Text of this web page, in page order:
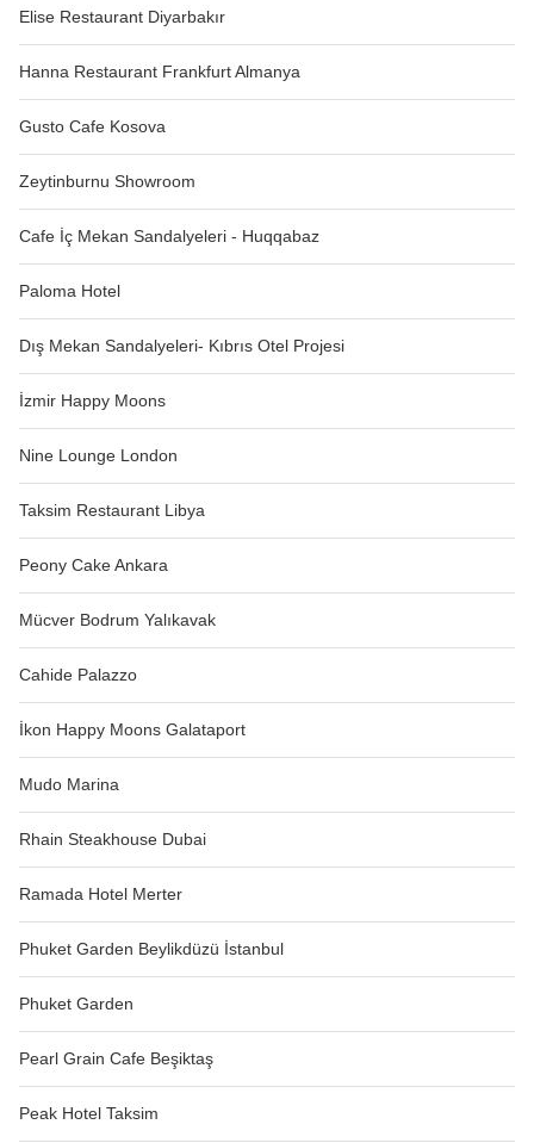
Elise Restaurant Diyarbakır
Hanna Restaurant Frankfurt Almanya
Gusto Cafe Kosova
Zeytinburnu Showroom
Cafe İç Mekan Sandalyeleri - Huqqabaz
Paloma Hotel
Dış Mekan Sandalyeleri- Kıbrıs Otel Projesi
İzmir Happy Moons
Nine Lounge London
Taksim Restaurant Libya
Peony Cake Ankara
Mücver Bodrum Yalıkavak
Cahide Palazzo
İkon Happy Moons Galataport
Mudo Marina
Rhain Steakhouse Dubai
Ramada Hotel Merter
Phuket Garden Beylikdüzü İstanbul
Phuket Garden
Pearl Grain Cafe Beşiktaş
Peak Hotel Taksim